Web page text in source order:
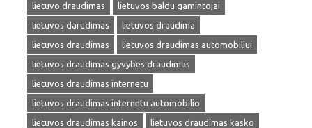
lietuvo draudimas
lietuvos baldu gamintojai
lietuvos darudimas
lietuvos draudima
lietuvos draudimas
lietuvos draudimas automobiliui
lietuvos draudimas gyvybes draudimas
lietuvos draudimas internetu
lietuvos draudimas internetu automobilio
lietuvos draudimas kainos
lietuvos draudimas kasko